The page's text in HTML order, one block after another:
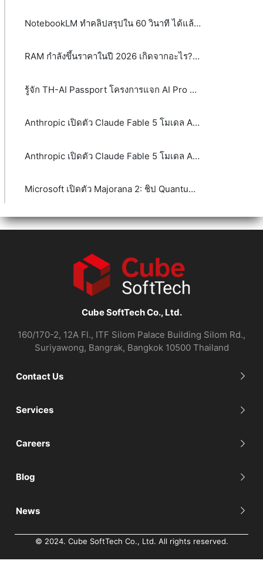
NotebookLM ทำคลิปสรุปใน 60 วินาที ได้แล้ว! รู้จัก Video Overviews ฟีเจอร์ใหม่จาก Google
RAM กำลังขึ้นราคาในปี 2026 เกิดจากอะไร? และจะส่งผลกระทบต่อผู้บริโภคและธุรกิจอย่างไร
รู้จัก TH-AI Passport โครงการแจก AI Pro ฟรี 5 ล้านสิทธิ์ จุดเปลี่ยนหรือกระแส?
Anthropic เปิดตัว Claude Fable 5 โมเดล AI ระดับ Mythos-class
Anthropic เปิดตัว Claude Fable 5 โมเดล AI ระดับ Mythos-class
Microsoft เปิดตัว Majorana 2: ชิป Quantum รุ่นใหม่ที่อาจพา Quantum Computing เข้าใกล้ความจริงมากขึ้น
Cube SoftTech Co., Ltd.
160/170-2, 12A Fl., ITF Silom Palace Building Silom Rd.,
Suriyawong, Bangrak, Bangkok 10500 Thailand
Contact Us
Services
Careers
Blog
News
© 2024. Cube SoftTech Co., Ltd. All rights reserved.